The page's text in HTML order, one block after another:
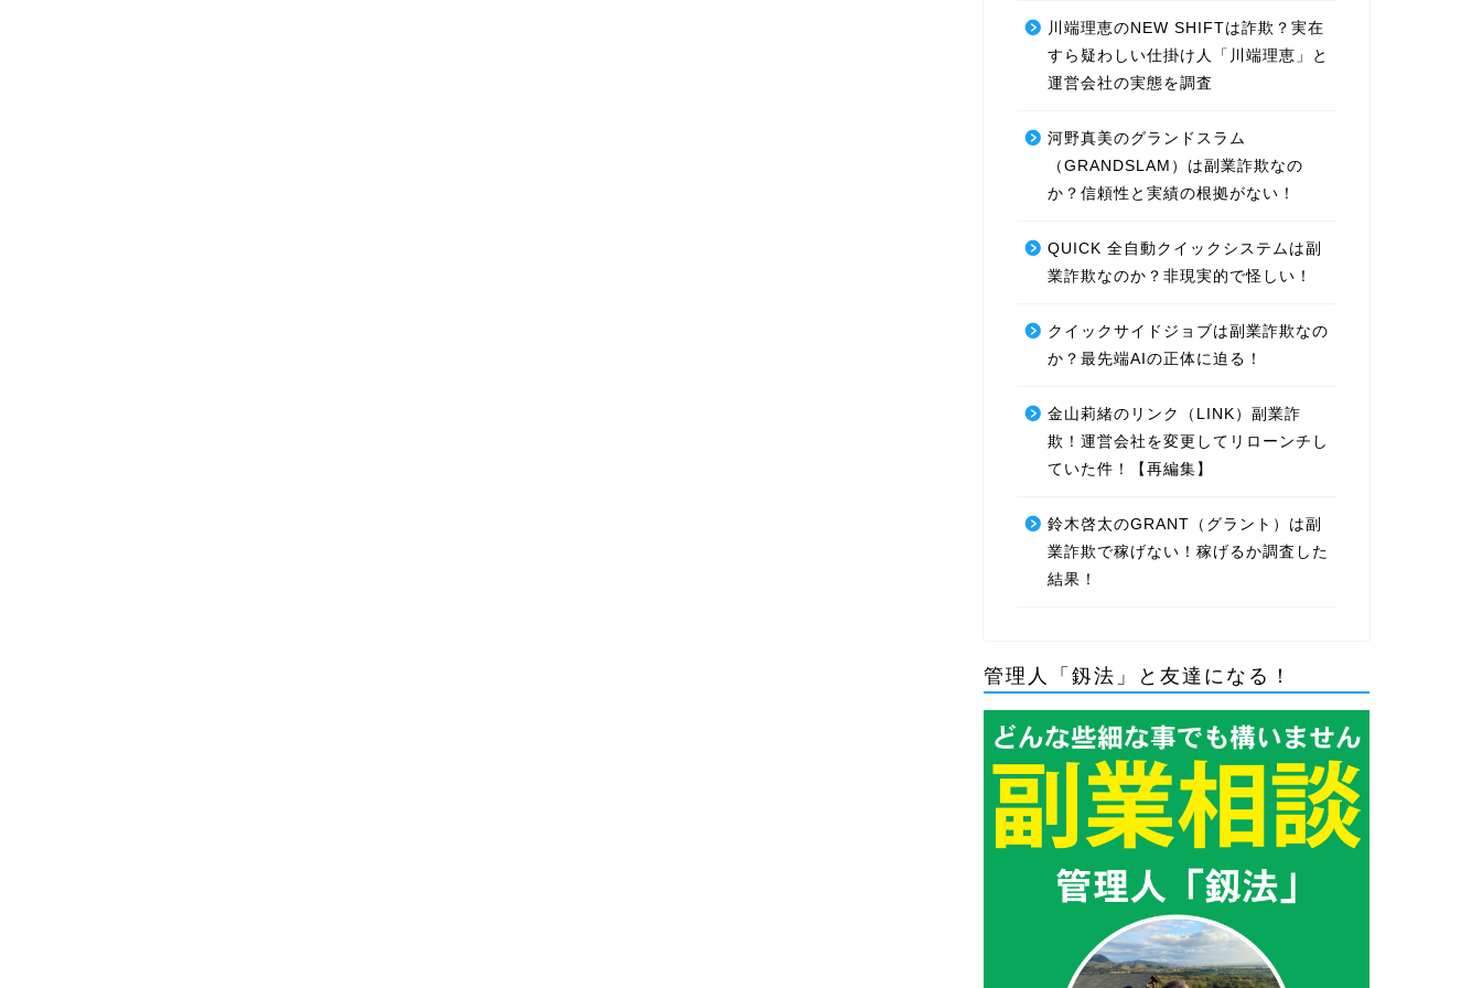
川端理恵のNEW SHIFTは詐欺？実在
すら疑わしい仕掛け人「川端理恵」と
運営会社の実態を調査
河野真美のグランドスラム
（GRANDSLAM）は副業詐欺なの
か？信頼性と実績の根拠がない！
QUICK 全自動クイックシステムは副
業詐欺なのか？非現実的で怪しい！
クイックサイドジョブは副業詐欺なの
か？最先端AIの正体に迫る！
金山莉緒のリンク（LINK）副業詐
欺！運営会社を変更してリローンチし
ていた件！【再編集】
鈴木啓太のGRANT（グラント）は副
業詐欺で稼げない！稼げるか調査した
結果！
管理人「釼法」と友達になる！